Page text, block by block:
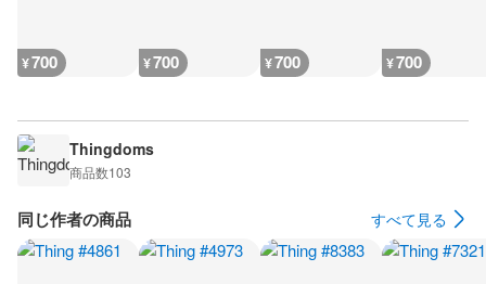
¥700 ¥700 ¥700 ¥700
Thingdoms
商品数103
同じ作者の商品 すべて見る